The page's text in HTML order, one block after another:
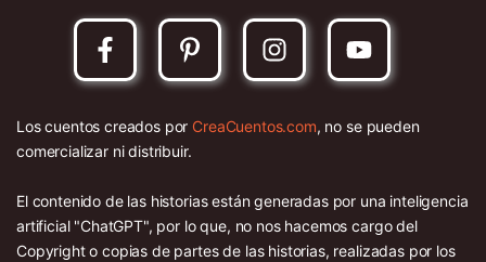
Los cuentos creados por CreaCuentos.com, no se pueden
comercializar ni distribuir.
El contenido de las historias están generadas por una inteligencia
artificial "ChatGPT", por lo que, no nos hacemos cargo del
Copyright o copias de partes de las historias, realizadas por los